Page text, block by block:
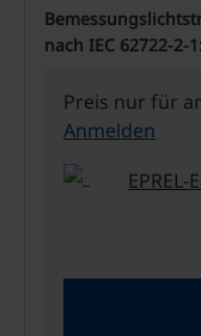
nach IEC 62722-2-1:
Preis nur für
Anmelden